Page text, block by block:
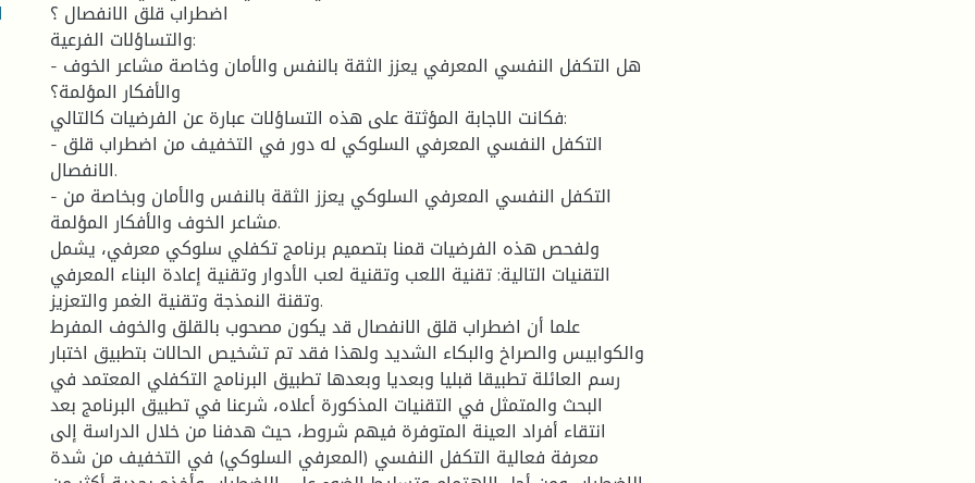
اضطراب قلق الانفصال ؟
والتساؤلات الفرعية:
- هل التكفل النفسي المعرفي يعزز الثقة بالنفس والأمان وخاصة مشاعر الخوف
والأفكار المؤلمة؟
فكانت الاجابة المؤثتة على هذه التساؤلات عبارة عن الفرضيات كالتالي:
- التكفل النفسي المعرفي السلوكي له دور في التخفيف من اضطراب قلق
الانفصال.
- التكفل النفسي المعرفي السلوكي يعزز الثقة بالنفس والأمان وبخاصة من
مشاعر الخوف والأفكار المؤلمة.
ولفحص هذه الفرضيات قمنا بتصميم برنامج تكفلي سلوكي معرفي، يشمل
التقنيات التالية: تقنية اللعب وتقنية لعب الأدوار وتقنية إعادة البناء المعرفي
وتقنة النمذجة وتقنية الغمر والتعزيز.
علما أن اضطراب قلق الانفصال قد يكون مصحوب بالقلق والخوف المفرط
والكوابيس والصراخ والبكاء الشديد ولهذا فقد تم تشخيص الحالات بتطبيق اختبار
رسم العائلة تطبيقا قبليا وبعديا وبعدها تطبيق البرنامج التكفلي المعتمد في
البحث والمتمثل في التقنيات المذكورة أعلاه، شرعنا في تطبيق البرنامج بعد
انتقاء أفراد العينة المتوفرة فيهم شروط، حيث هدفنا من خلال الدراسة إلى
معرفة فعالية التكفل النفسي (المعرفي السلوكي) في التخفيف من شدة